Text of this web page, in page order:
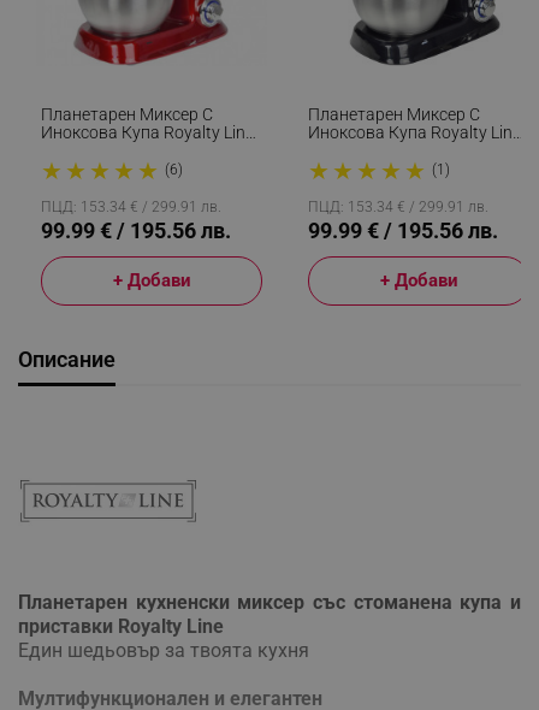
Планетарен Миксер С
Иноксова Купа Royalty Line
Литра, 6 Скорости + Pulse,
Приставки, Червен
★ ★ ★ ★ ★ (6)
ПЦД: 153.34 € / 299.91 лв.
99.99 € / 195.56 лв.
+ Добави
Планетарен Миксер С
Иноксова Купа Royalty Line
Литра, 6 Скорости + Pulse,
Приставки, Черен
★ ★ ★ ★ ★ (1)
ПЦД: 153.34 € / 299.91 лв.
99.99 € / 195.56 лв.
+ Добави
Описание
Планетарен кухненски миксер със стоманена купа и
приставки Royalty Line
Един шедьовър за твоята кухня
Мултифункционален и елегантен